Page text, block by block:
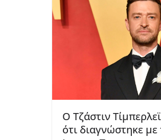
Ο Τζάστιν
ότι διαγνώστηκε